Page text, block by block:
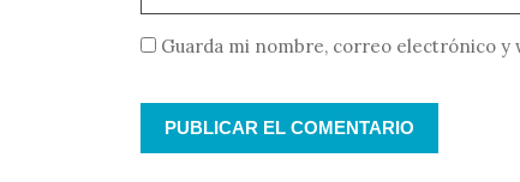
Guarda mi nombre, correo electrónico y